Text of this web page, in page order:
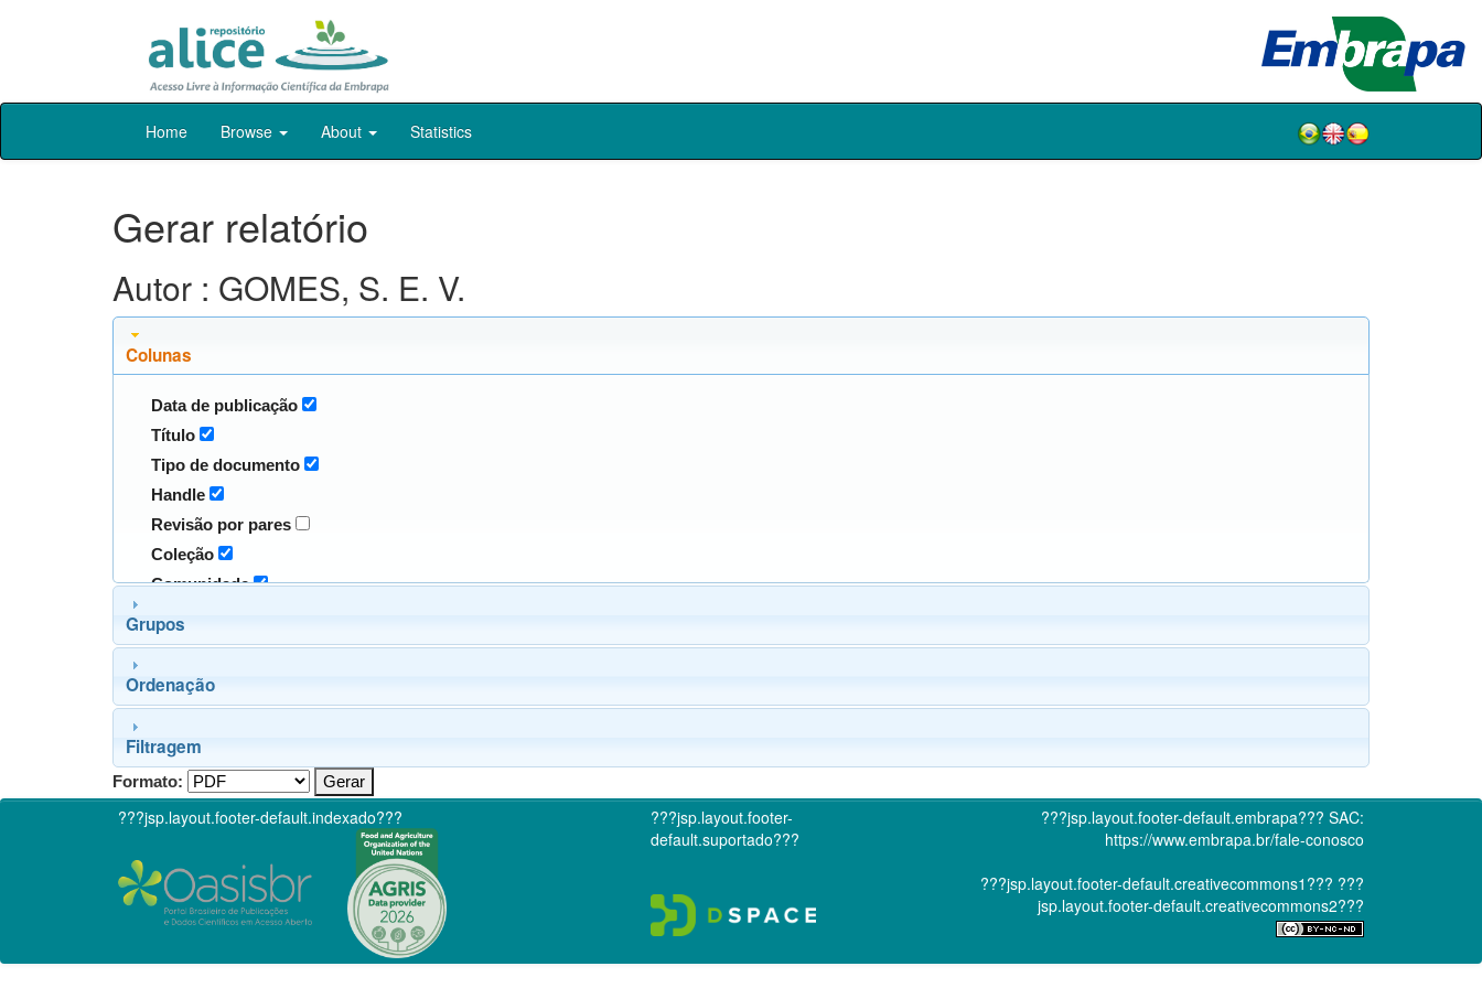
Skip
Home Browse About Statistics
Gerar relatório
Autor : GOMES, S. E. V.
Colunas
Data de publicação
Título
Tipo de documento
Handle
Revisão por pares
Coleção
Comunidade
Grupos
Ordenação
Filtragem
Formato:
???jsp.layout.footer-default.indexado???
???jsp.layout.footer-
default.suportado???
???jsp.layout.footer-default.embrapa??? SAC:
https://www.embrapa.br/fale-conosco
???jsp.layout.footer-default.creativecommons1??? ???
jsp.layout.footer-default.creativecommons2???